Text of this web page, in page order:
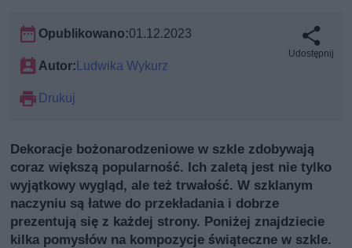
Opublikowano:01.12.2023
Autor:Ludwika Wykurz
Drukuj
Udostępnij
Dekoracje bożonarodzeniowe w szkle zdobywają
coraz większą popularność. Ich zaletą jest nie tylko
wyjątkowy wygląd, ale też trwałość. W szklanym
naczyniu są łatwe do przekładania i dobrze
prezentują się z każdej strony. Poniżej znajdziecie
kilka pomysłów na kompozycje świąteczne w szkle.